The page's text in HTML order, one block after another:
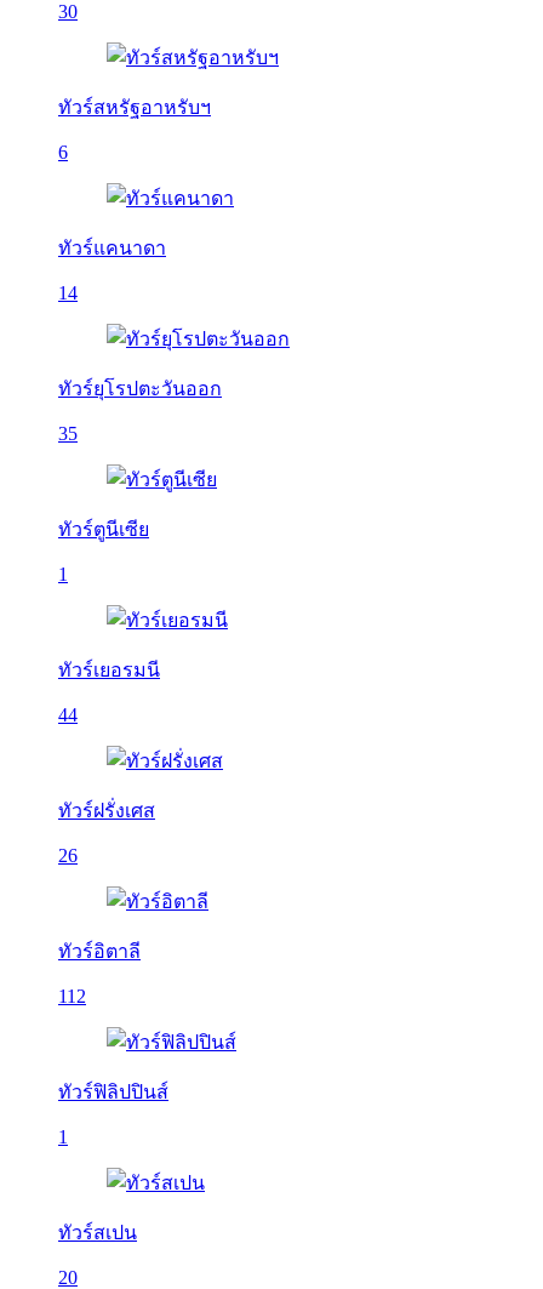
30
ทัวร์สหรัฐอาหรับฯ
6
ทัวร์แคนาดา
14
ทัวร์ยุโรปตะวันออก
35
ทัวร์ตูนีเซีย
1
ทัวร์เยอรมนี
44
ทัวร์ฝรั่งเศส
26
ทัวร์อิตาลี
112
ทัวร์ฟิลิปปินส์
1
ทัวร์สเปน
20